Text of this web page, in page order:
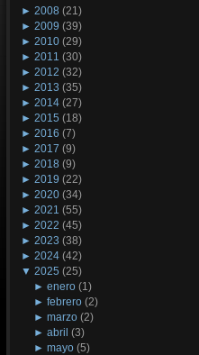
► 2008 (21)
► 2009 (39)
► 2010 (29)
► 2011 (30)
► 2012 (32)
► 2013 (35)
► 2014 (27)
► 2015 (18)
► 2016 (7)
► 2017 (9)
► 2018 (9)
► 2019 (22)
► 2020 (34)
► 2021 (55)
► 2022 (45)
► 2023 (38)
► 2024 (42)
▼ 2025 (25)
►enero (1)
►febrero (2)
►marzo (2)
►abril (3)
►mayo (5)